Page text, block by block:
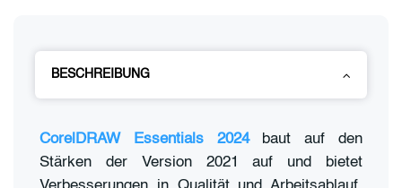
BESCHREIBUNG
CorelDRAW Essentials 2024baut auf den
Stärken der Version 2021 auf und bietet